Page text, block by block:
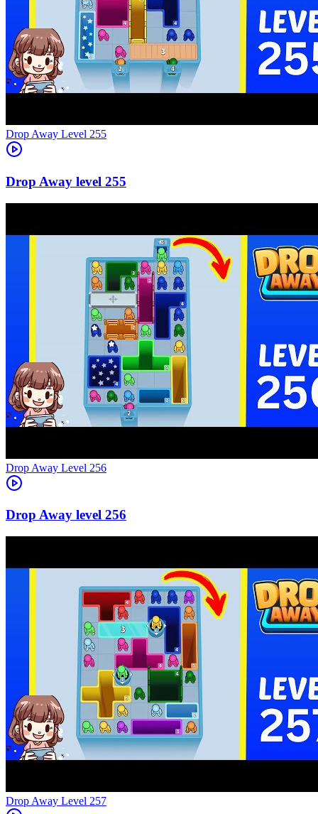
Level 255
255
Level 256
256
Level 257